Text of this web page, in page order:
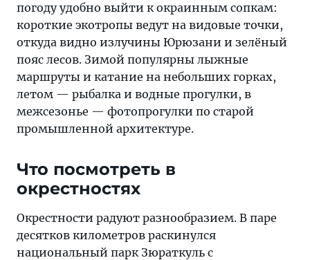
погоду удобно выйти к окраинным сопкам:
короткие экотропы ведут на видовые точки,
откуда видно излучины Юрюзани и зелёный
пояс лесов. Зимой популярны лыжные
маршруты и катание на небольших горках,
летом — рыбалка и водные прогулки, в
межсезонье — фотопрогулки по старой
промышленной архитектуре.
Что посмотреть в
окрестностях
Окрестности радуют разнообразием. В паре
десятков километров раскинулся
национальный парк Зюраткуль с